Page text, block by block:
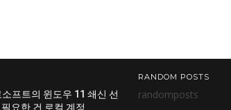
프트의 윈도우 11 쇄신 선
요한 건 로컬 계정
RANDOM POSTS
randomposts